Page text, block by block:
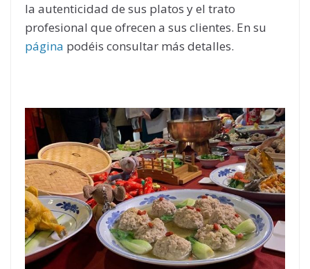
la autenticidad de sus platos y el trato
profesional que ofrecen a sus clientes. En su
página podéis consultar más detalles.